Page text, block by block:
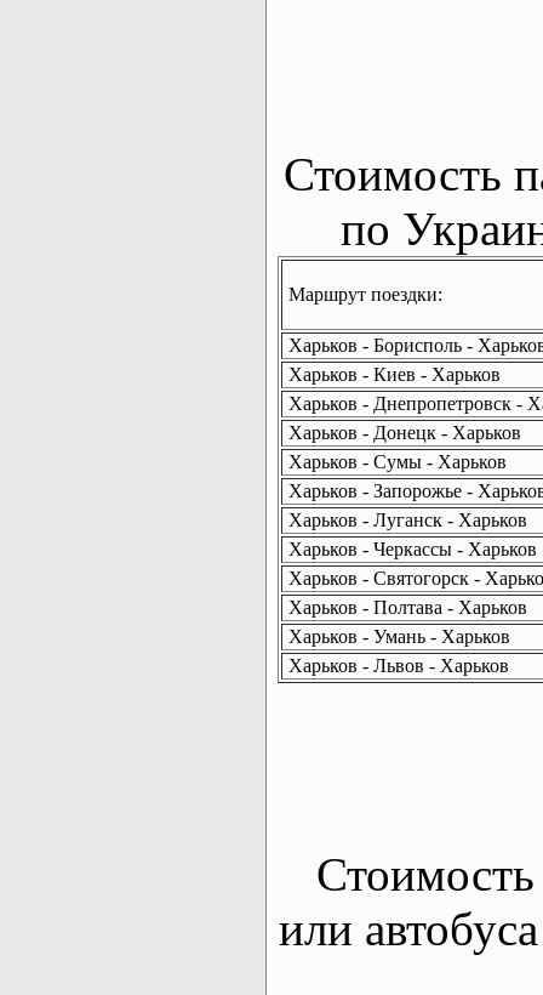
Стоимость
по
Маршрут поездки:
Харьков - Борисполь -
Харьков - Киев - Харьков
Харьков - Днепропетровск -
Харьков - Донецк - Харьков
Харьков - Сумы - Харьков
Харьков - Запорожье -
Харьков - Луганск - Харьков
Харьков - Черкассы - Харьков
Харьков - Святогорск -
Харьков - Полтава - Харьков
Харьков - Умань - Харьков
Харьков - Львов - Харьков
Стоимость
или